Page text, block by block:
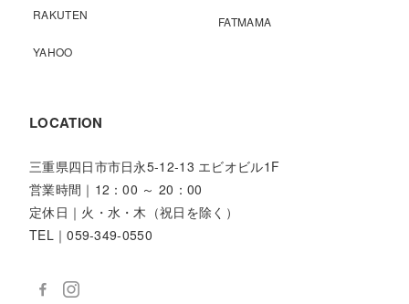
RAKUTEN
YAHOO
FATMAMA
LOCATION
三重県四日市市日永5-12-13 エビオビル1F
営業時間｜12：00 ～ 20：00
定休日｜火・水・木（祝日を除く）
TEL｜059-349-0550